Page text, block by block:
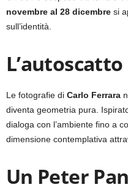
novembre al 28 dicembre si
sull’identità.
Le fotografie di Carlo Ferrara
diventa geometria pura.
dialoga con l’ambiente fino a
dimensione contemplativa
Un Peter